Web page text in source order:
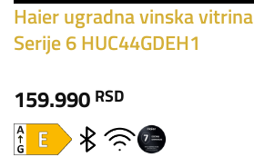
Haier ugradna vinska
Serije 6 HUC44GDEH1
159.990 RSD